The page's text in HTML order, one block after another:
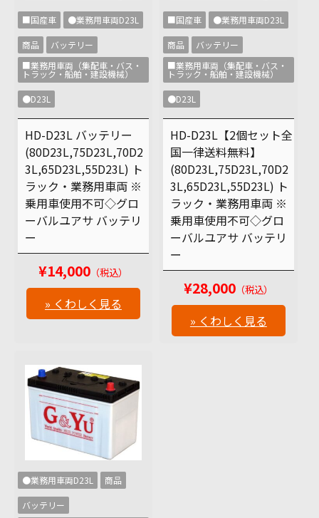
■国産車 ●業務用車両D23L
商品
バッテリー
■業務用車両（集配車・バス・
トラック・船舶・建設機械）
●D23L
HD-D23L バッテリー
(80D23L,75D23L,70D2
3L,65D23L,55D23L) ト
ラック・業務用車両 ※
乗用車使用不可◇グロ
ーバルユアサ バッテリ
ー
¥14,000 （税込）
» くわしく見る
■国産車 ●業務用車両D23L
商品
バッテリー
■業務用車両（集配車・バス・
トラック・船舶・建設機械）
●D23L
HD-D23L【2個セット全
国一律送料無料】
(80D23L,75D23L,70D2
3L,65D23L,55D23L) ト
ラック・業務用車両 ※
乗用車使用不可◇グロ
ーバルユアサ バッテリ
ー
¥28,000 （税込）
» くわしく見る
●業務用車両D23L 商品
バッテリー